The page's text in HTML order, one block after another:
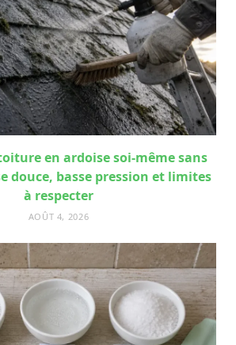
en ardoise soi-même sans
douce, basse pression et limites
à respecter
AOÛT 4, 2026